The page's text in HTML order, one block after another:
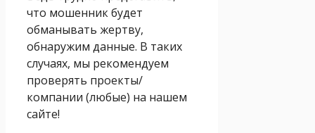
что мошенник будет
обманывать жертву,
обнаружим данные. В таких
случаях, мы рекомендуем
проверять проекты/
компании (любые) на нашем
сайте!